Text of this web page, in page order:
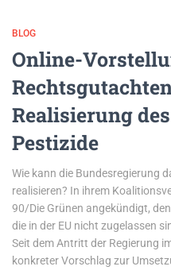
BLOG
Online-
Realisierung
Pestizide
Wie kann die Bundesregierung
realisieren? In ihrem
90/Die Grünen angekündigt,
die in der EU nicht zugelassen
Seit dem Antritt der Regierung
konkreter Vorschlag zur